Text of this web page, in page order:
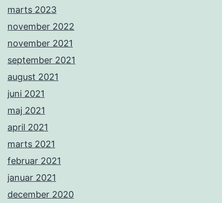
marts 2023
november 2022
november 2021
september 2021
august 2021
juni 2021
maj 2021
april 2021
marts 2021
februar 2021
januar 2021
december 2020